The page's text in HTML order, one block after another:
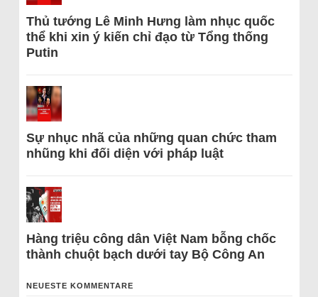
Thủ tướng Lê Minh Hưng làm nhục quốc
thể khi xin ý kiến chỉ đạo từ Tổng thống
Putin
Sự nhục nhã của những quan chức tham
nhũng khi đối diện với pháp luật
Hàng triệu công dân Việt Nam bỗng chốc
thành chuột bạch dưới tay Bộ Công An
NEUESTE KOMMENTARE